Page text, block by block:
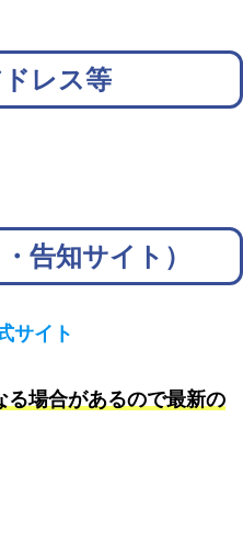
レス等
告知サイト）
サイト
場合があるので最新の